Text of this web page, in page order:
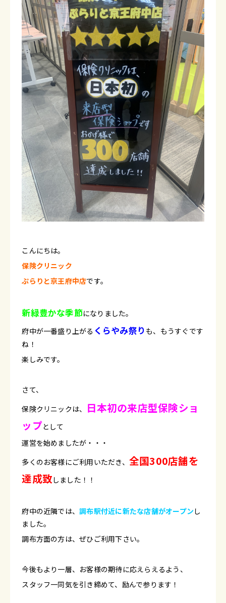
こんにちは。
保険クリニック
ぷらりと京王府中店です。
新緑豊かな季節になりました。
府中が一番盛り上がる くらやみ祭り も、もうすぐです
ね！
楽しみです。
さて、
保険クリニックは、 日本初の来店型保険ショ
ップとして
運営を始めましたが・・・
多くのお客様にご利用いただき、 全国300店舗を
達成致 しました！！
府中の近隣では、調布駅付近に新たな店舗がオープン し
ました。
調布方面の方は、ぜひご利用下さい。
今後もより一層、お客様の期待に応えらえるよう、
スタッフ一同気を引き締めて、励んで参ります！